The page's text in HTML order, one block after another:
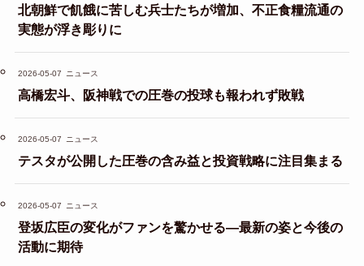
北朝鮮で飢餓に苦しむ兵士たちが増加、不正食糧流通の
実態が浮き彫りに
2026-05-07 ニュース
高橋宏斗、阪神戦での圧巻の投球も報われず敗戦
2026-05-07 ニュース
テスタが公開した圧巻の含み益と投資戦略に注目集まる
2026-05-07 ニュース
登坂広臣の変化がファンを驚かせる—最新の姿と今後の
活動に期待